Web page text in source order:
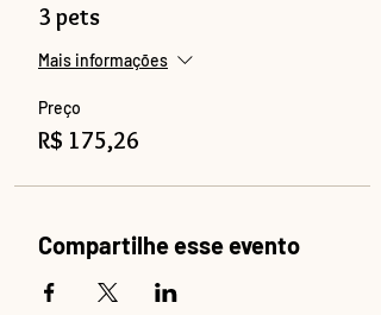
3 pets
Mais informações
Preço
R$ 175,26
Compartilhe esse evento